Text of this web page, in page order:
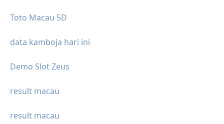
Toto Macau 5D
data kamboja hari ini
Demo Slot Zeus
result macau
result macau